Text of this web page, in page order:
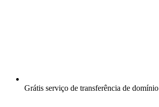
Grátis serviço de transferência de domínio